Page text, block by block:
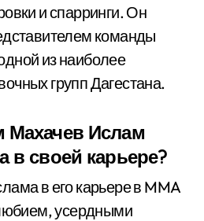
и спарринги. Он
команды
из наиболее
групп Дагестана.
Махачев Ислам
в своей карьере?
в его карьере в MMA
усердными